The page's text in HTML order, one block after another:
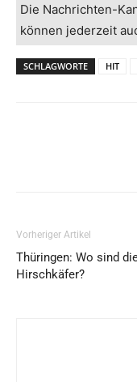
Die Nachrichten-
können jederzeit
SCHLAGWORTE HIT
Vorheriger Artikel
Thüringen: Wo sind
Hirschkäfer?